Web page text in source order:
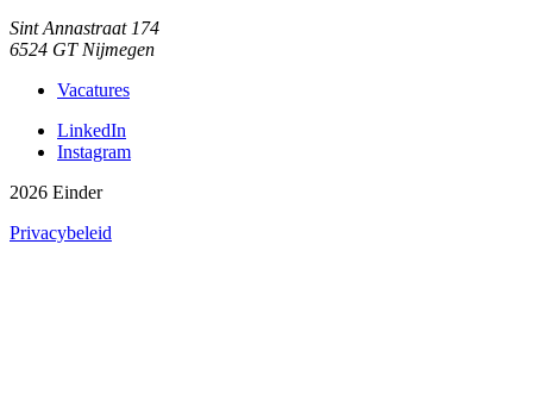
Sint Annastraat 174
6524 GT Nijmegen
Vacatures
LinkedIn
Instagram
2026 Einder
Privacybeleid